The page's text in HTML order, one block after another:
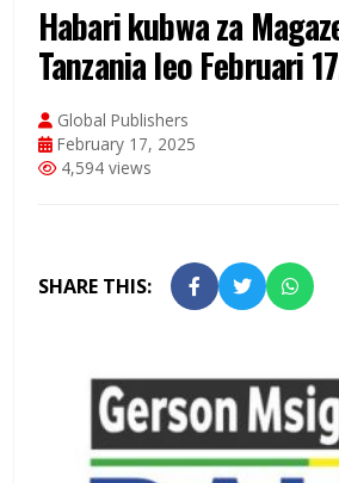
Habari kubwa za
Tanzania leo Februari
Global Publishers
February 17, 2025
4,594 views
SHARE THIS: